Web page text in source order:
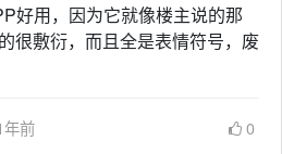
好用，因为它就像楼主说的那
很敷衍，而且全是表情符号，废
年前 0